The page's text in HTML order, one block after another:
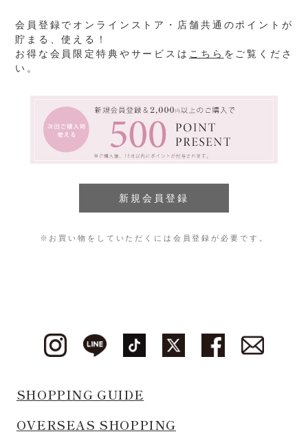
会員登録でオンラインストア・店舗共通のポイントが
貯まる、使える！
お得な会員限定特典やサービスは こちら をご覧くださ
い。
※お買い物をしていただくには会員登録が必要です。
SHOPPING GUIDE
OVERSEAS SHOPPING